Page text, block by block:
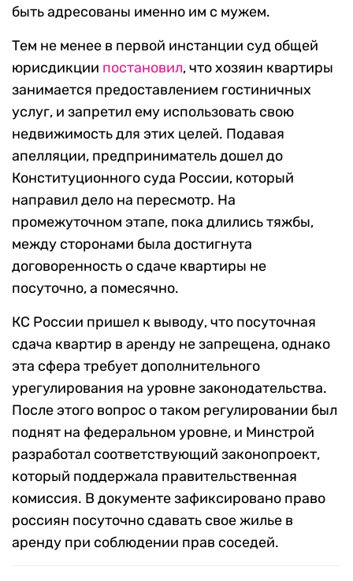
быть адресованы именно им с мужем.
Тем не менее в первой инстанции суд общей
юрисдикции постановил, что хозяин квартиры
занимается предоставлением гостиничных
услуг, и запретил ему использовать свою
недвижимость для этих целей. Подавая
апелляции, предприниматель дошел до
Конституционного суда России, который
направил дело на пересмотр. На
промежуточном этапе, пока длились тяжбы,
между сторонами была достигнута
договоренность о сдаче квартиры не
посуточно, а помесячно.
КС России пришел к выводу, что посуточная
сдача квартир в аренду не запрещена, однако
эта сфера требует дополнительного
урегулирования на уровне законодательства.
После этого вопрос о таком регулировании был
поднят на федеральном уровне, и Минстрой
разработал соответствующий законопроект,
который поддержала правительственная
комиссия. В документе зафиксировано право
россиян посуточно сдавать свое жилье в
аренду при соблюдении прав соседей.